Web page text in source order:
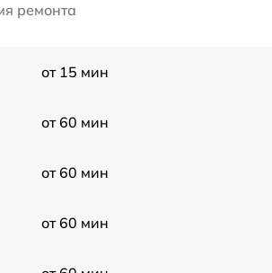
ремонта
от 15 мин
от 60 мин
от 60 мин
от 60 мин